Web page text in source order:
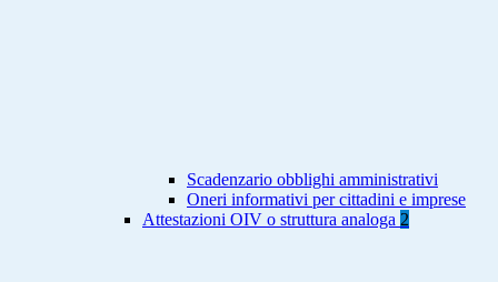
Scadenzario obblighi amministrativi
Oneri informativi per cittadini e imprese
Attestazioni OIV o struttura analoga 2